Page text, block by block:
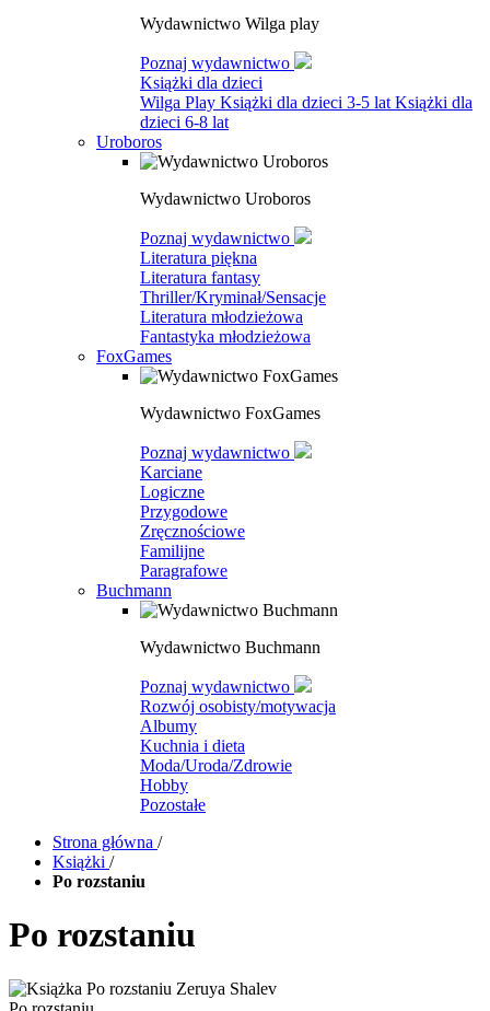
Wydawnictwo Wilga play
Poznaj wydawnictwo
Książki dla dzieci
Wilga Play Książki dla dzieci 3-5 lat Książki dla
dzieci 6-8 lat
Uroboros
Wydawnictwo Uroboros
Poznaj wydawnictwo
Literatura piękna
Literatura fantasy
Thriller/Kryminał/Sensacje
Literatura młodzieżowa
Fantastyka młodzieżowa
FoxGames
Wydawnictwo FoxGames
Poznaj wydawnictwo
Karciane
Logiczne
Przygodowe
Zręcznościowe
Familijne
Paragrafowe
Buchmann
Wydawnictwo Buchmann
Poznaj wydawnictwo
Rozwój osobisty/motywacja
Albumy
Kuchnia i dieta
Moda/Uroda/Zdrowie
Hobby
Pozostałe
Strona główna /
Książki /
Po rozstaniu
Po rozstaniu